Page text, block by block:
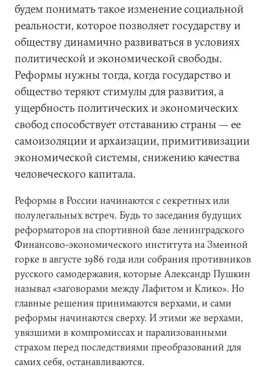
будем понимать такое изменение социальной
реальности, которое позволяет государству и
обществу динамично развиваться в условиях
политической и экономической свободы.
Реформы нужны тогда, когда государство и
общество теряют стимулы для развития, а
ущербность политических и экономических
свобод способствует отставанию страны — ее
самоизоляции и архаизации, примитивизации
экономической системы, снижению качества
человеческого капитала.
Реформы в России начинаются с секретных или
полулегальных встреч. Будь то заседания будущих
реформаторов на спортивной базе ленинградского
Финансово-экономического института на Змеиной
горке в августе 1986 года или собрания противников
русского самодержавия, которые Александр Пушкин
называл «заговорами между Лафитом и Клико». Но
главные решения принимаются верхами, и сами
реформы начинаются сверху. И этими же верхами,
увязшими в компромиссах и парализованными
страхом перед последствиями преобразований для
самих себя, останавливаются.